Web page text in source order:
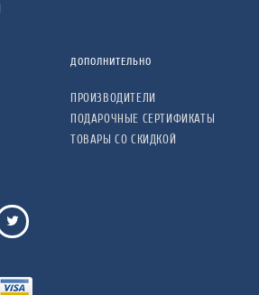
ДОПОЛНИТЕЛЬНО
ПРОИЗВОДИТЕЛИ
ПОДАРОЧНЫЕ СЕРТИФИКАТЫ
ТОВАРЫ СО СКИДКОЙ